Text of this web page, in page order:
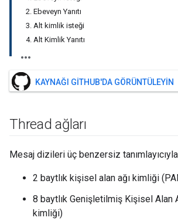
2. Ebeveyn Yanıtı
3. Alt kimlik isteği
4. Alt Kimlik Yanıtı
KAYNAĞI GITHUB'DA GÖRÜNTÜLEYIN
Thread ağları
Mesaj dizileri üç benzersiz tanımlayıcıyla
2 baytlık kişisel alan ağı kimliği
8 baytlık Genişletilmiş Kişisel Alan
kimliği)